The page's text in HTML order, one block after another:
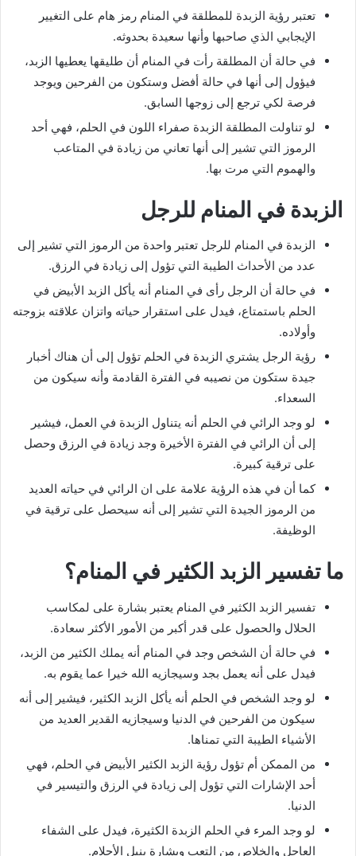
تعتبر رؤية الزبدة للمطلقة في المنام رمز هام على التغيير
الإيجابي الذي صاحبها وأنها سعيدة بحدوثه.
في حالة أن المطلقة رأت في المنام أن طليقها يعطيها الزبد،
فيؤول إلى أنها في حالة أفضل وستكون من الفرحين ويوجد
فرصة لكي ترجع إلى زوجها السابق.
لو تناولت المطلقة الزبدة صفراء اللون في الحلم، فهي أحد
الرموز التي تشير إلى أنها تعاني من زيادة في المتاعب
والهموم التي مرت بها.
الزبدة في المنام للرجل
الزبدة في المنام للرجل تعتبر واحدة من الرموز التي تشير إلى
عدد من الأحداث الطيبة التي تؤول إلى زيادة في الرزق.
في حالة أن الرجل رأى في المنام أنه يأكل الزبد الأبيض في
الحلم باستمتاع، فيدل على استقرار حياته واتزان علاقته بزوجته
وأولاده.
رؤية الرجل يشتري الزبدة في الحلم تؤول إلى أن هناك أخبار
جيدة ستكون من نصيبه في الفترة القادمة وأنه سيكون من
السعداء.
لو وجد الرائي في الحلم أنه يتناول الزبدة في العمل، فيشير
إلى أن الرائي في الفترة الأخيرة وجد زيادة في الرزق وحصل
على ترقية كبيرة.
كما أن في هذه الرؤية علامة على ان الرائي في حياته العديد
من الرموز الجيدة التي تشير إلى أنه سيحصل على ترقية في
الوظيفة.
ما تفسير الزبد الكثير في المنام؟
تفسير الزبد الكثير في المنام يعتبر بشارة على لمكاسب
الحلال والحصول على قدر أكبر من الأمور الأكثر سعادة.
في حالة أن الشخص وجد في المنام أنه يملك الكثير من الزبد،
فيدل على أنه يعمل بجد وسيجازيه الله خيرا عما يقوم به.
لو وجد الشخص في الحلم أنه يأكل الزبد الكثير، فيشير إلى أنه
سيكون من الفرحين في الدنيا وسيجازيه القدير العديد من
الأشياء الطيبة التي تمناها.
من الممكن أم تؤول رؤية الزبد الكثير الأبيض في الحلم، فهي
أحد الإشارات التي تؤول إلى زيادة في الرزق والتيسير في
الدنيا.
لو وجد المرء في الحلم الزبدة الكثيرة، فيدل على الشفاء
العاجل والخلاص من التعب وبشارة بنيل الأحلام.